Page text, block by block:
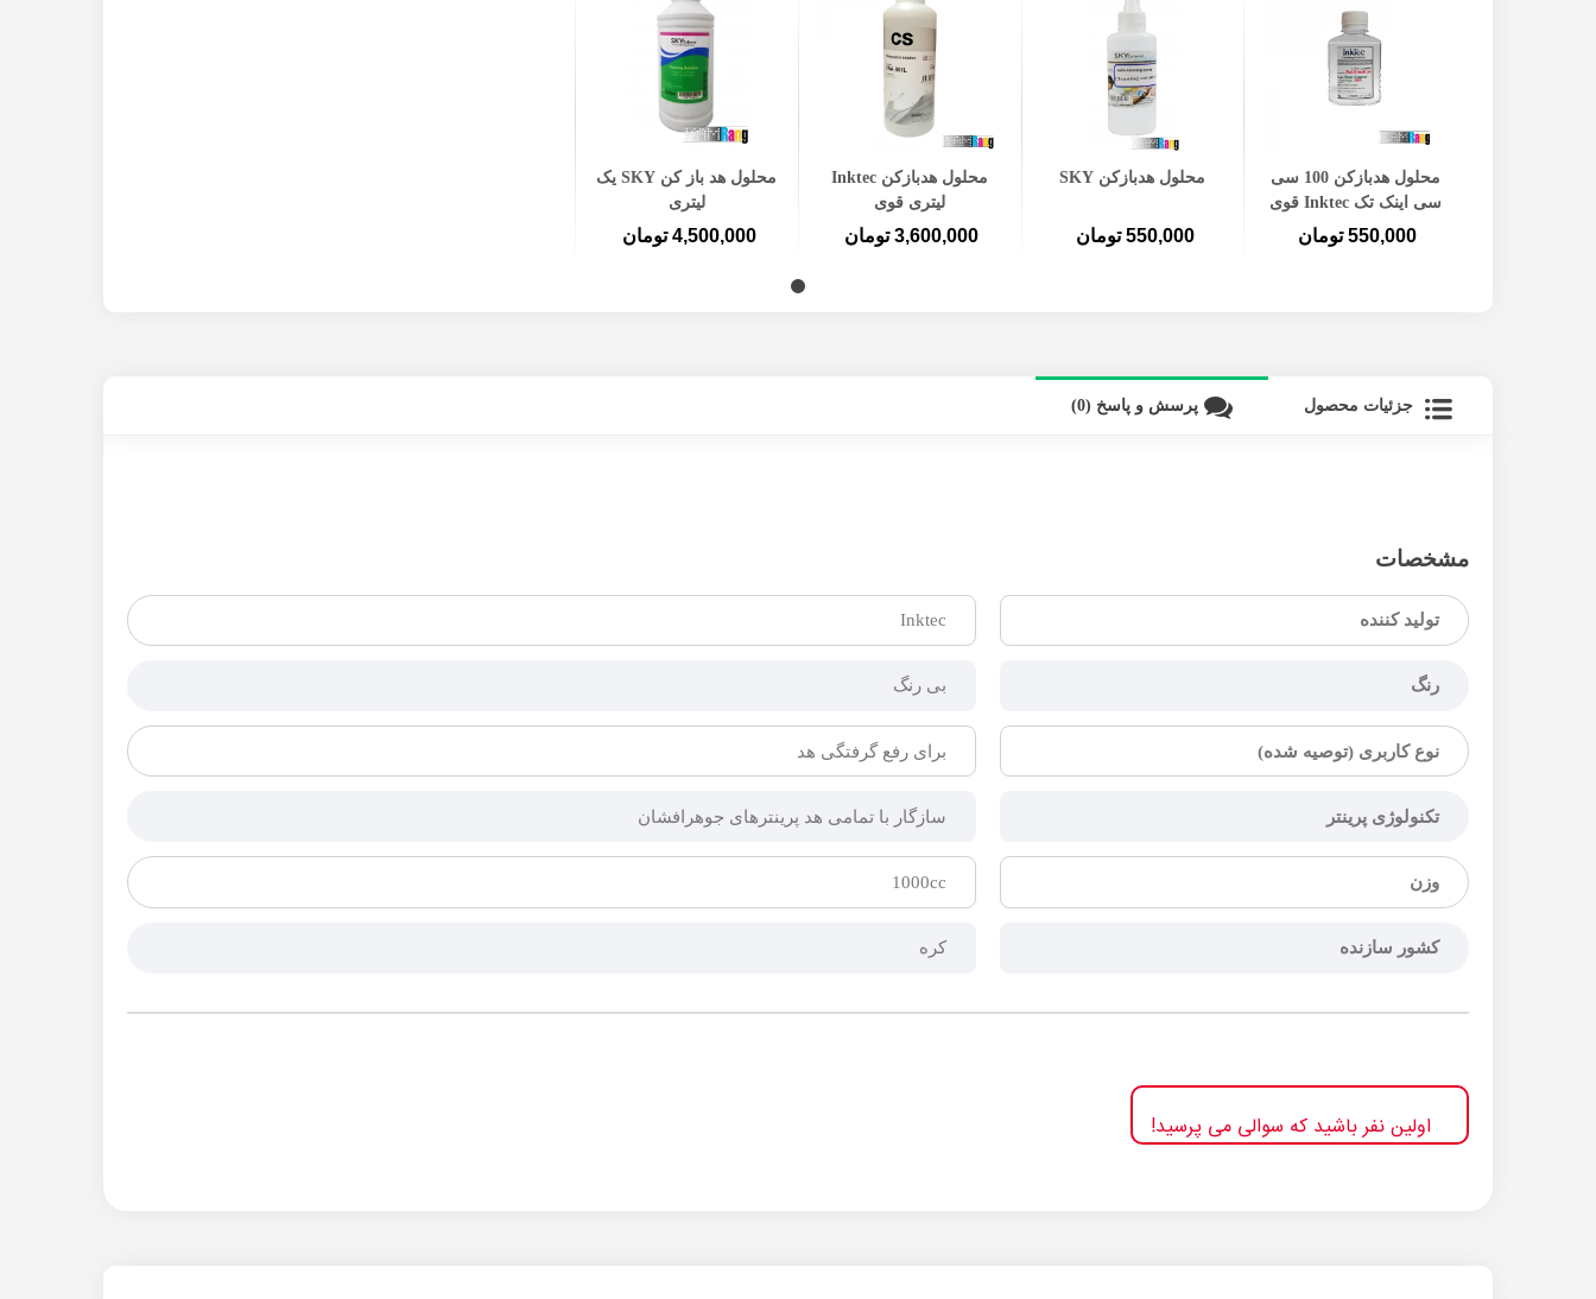
افزودن به سبد خریدمحلول هدبازکن 100 سی
سی اینک تک Inktec قوی
550,000 تومان
افزودن به سبد خرید
محلول هدبازکن SKY
550,000 تومان
افزودن به سبد خرید
محلول هدبازکن Inktec
لیتری قوی
3,600,000 تومان
افزودن به سبد خریدمحلول هد باز کن SKY یک
لیتری
4,500,000 تومان
جزئیات محصول پرسش و پاسخ (0)
مشخصات
تولید کننده Inktec
رنگ بی رنگ
نوع کاربری (توصیه شده) برای رفع گرفتگی هد
تکنولوژی پرینتر سازگار با تمامی هد پرینترهای جوهرافشان
وزن 1000cc
کشور سازنده کره
اولین نفر باشید که سوالی می پرسید!